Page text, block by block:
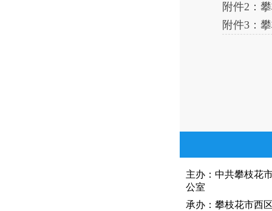
附件2：
附件3：
主办：中共攀枝
公室
承办：攀枝花市西